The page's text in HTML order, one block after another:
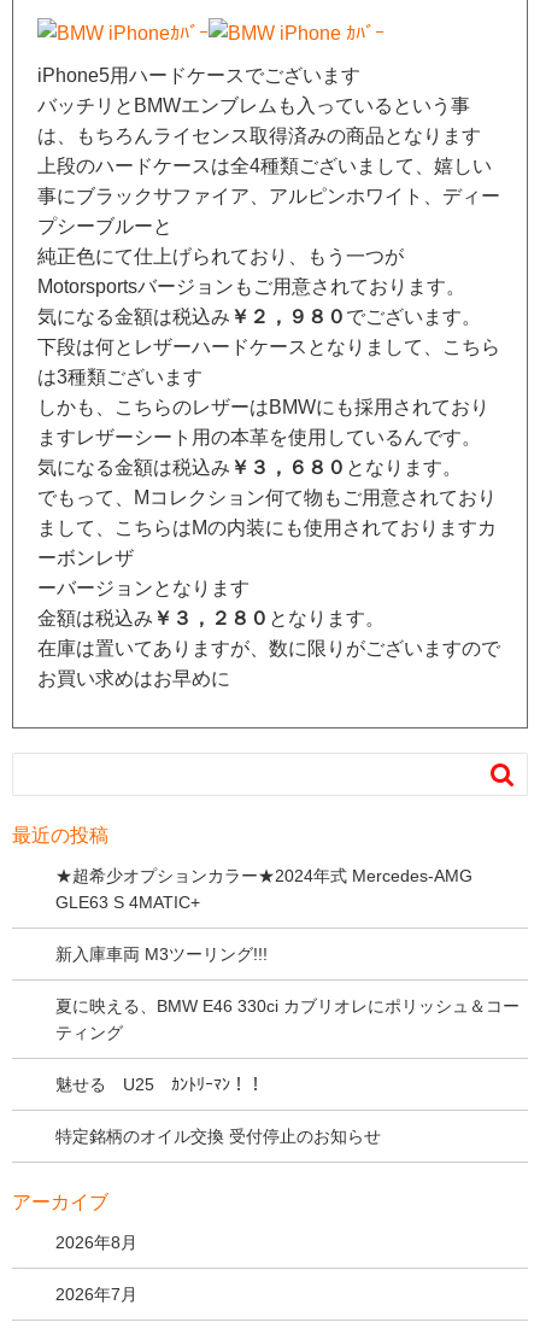
iPhone5用ハードケースでございます
バッチリとBMWエンブレムも入っているという事
は、もちろんライセンス取得済みの商品となります
上段のハードケースは全4種類ございまして、嬉しい
事にブラックサファイア、アルピンホワイト、ディー
プシーブルーと
純正色にて仕上げられており、もう一つが
Motorsportsバージョンもご用意されております。
気になる金額は税込み ￥２，９８０ でございます。
下段は何とレザーハードケースとなりまして、こちら
は3種類ございます
しかも、こちらのレザーはBMWにも採用されており
ますレザーシート用の本革を使用しているんです。
気になる金額は税込み ￥３，６８０ となります。
でもって、Mコレクション何て物もご用意されており
まして、こちらはMの内装にも使用されておりますカ
ーボンレザ
ーバージョンとなります
金額は税込み ￥３，２８０ となります。
在庫は置いてありますが、数に限りがございますので
お買い求めはお早めに

最近の投稿
★超希少オプションカラー★2024年式 Mercedes-AMG
GLE63 S 4MATIC+
新入庫車両 M3ツーリング!!!
夏に映える、BMW E46 330ci カブリオレにポリッシュ＆コー
ティング
魅せる U25 ｶﾝﾄﾘｰﾏﾝ！！
特定銘柄のオイル交換 受付停止のお知らせ
アーカイブ
2026年8月
2026年7月